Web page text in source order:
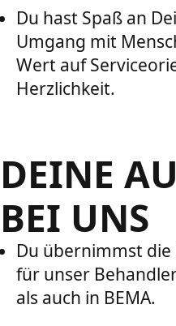
Du hast Spaß an
Umgang mit
Wert auf
Herzlichkeit.
DEINE
BEI UNS
Du übernimmst
für unser
als auch in BEMA.